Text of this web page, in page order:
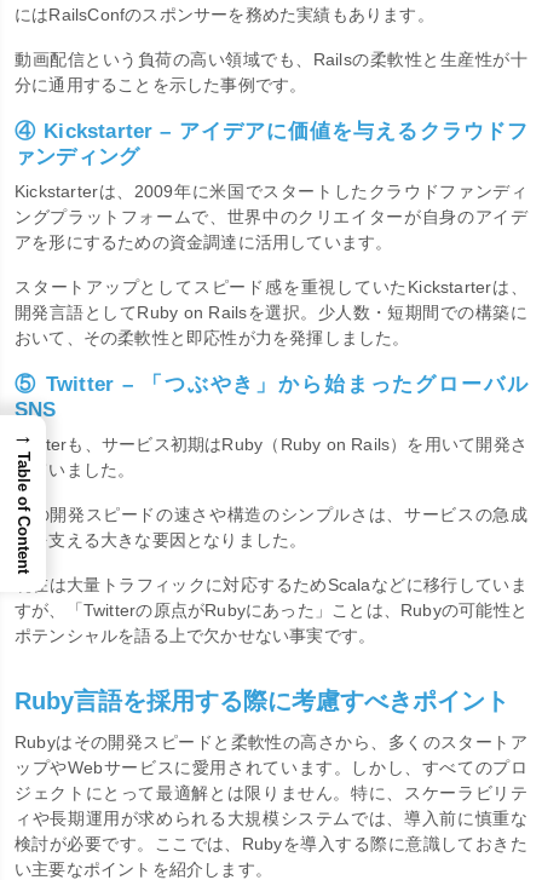
にはRailsConfのスポンサーを務めた実績もあります。
動画配信という負荷の高い領域でも、Railsの柔軟性と生産性が十
分に通用することを示した事例です。
④ Kickstarter – アイデアに価値を与えるクラウドフ
ァンディング
Kickstarterは、2009年に米国でスタートしたクラウドファンディ
ングプラットフォームで、世界中のクリエイターが自身のアイデ
アを形にするための資金調達に活用しています。
スタートアップとしてスピード感を重視していたKickstarterは、
開発言語としてRuby on Railsを選択。少人数・短期間での構築に
おいて、その柔軟性と即応性が力を発揮しました。
⑤ Twitter – 「つぶやき」から始まったグローバル
SNS
Twitterも、サービス初期はRuby（Ruby on Rails）を用いて開発さ
れていました。
その開発スピードの速さや構造のシンプルさは、サービスの急成
長を支える大きな要因となりました。
現在は大量トラフィックに対応するためScalaなどに移行していま
すが、「Twitterの原点がRubyにあった」ことは、Rubyの可能性と
ポテンシャルを語る上で欠かせない事実です。
Ruby言語を採用する際に考慮すべきポイント
Rubyはその開発スピードと柔軟性の高さから、多くのスタートア
ップやWebサービスに愛用されています。しかし、すべてのプロ
ジェクトにとって最適解とは限りません。特に、スケーラビリテ
ィや長期運用が求められる大規模システムでは、導入前に慎重な
検討が必要です。ここでは、Rubyを導入する際に意識しておきた
い主要なポイントを紹介します。
→
Table of Content